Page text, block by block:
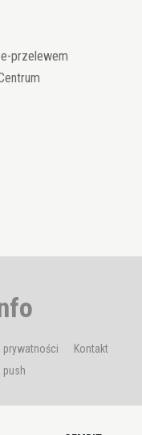
przelewem
prywatności
Kontakt
push